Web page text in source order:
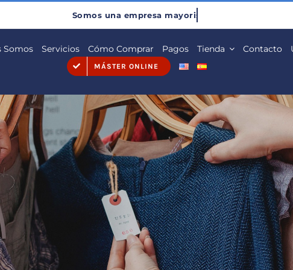
Somos Servicios Cómo Comprar Pagos Tienda Contacto
MÁSTER ONLINE